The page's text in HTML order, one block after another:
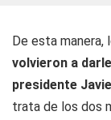
De esta manera,
volvieron a
presidente
trata de los dos